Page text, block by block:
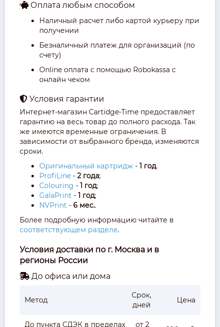
Оплата любым способом
Наличный расчет либо картой курьеру при
получении
Безналичный платеж для организаций (по
счету)
Online оплата с помощью Robokassa с
онлайн чеком
Условия гарантии
Интернет-магазин Cartidge-Time предоставляет
гарантию на весь товар до полного расхода. Так
же имеются временные ограничения. В
зависимости от выбранного бренда, изменяются
сроки.
Оригинальный картридж - 1 год.
ProfiLine - 2 года;
Colouring - 1 год;
GalaPrint - 1 год;
NVPrint - 6 мес..
Более подробную информацию читайте в
соответствующем разделе.
Условия доставки по г. Москва и в
регионы России
До офиса или дома
Метод
Срок,
дней
Цена
До пункта СДЭК в пределах от 2